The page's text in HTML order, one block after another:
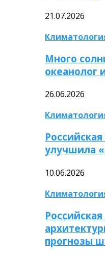
21.07.2026
Много
океанолог
26.06.2026
улучшила
10.06.2026
прогнозы